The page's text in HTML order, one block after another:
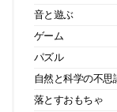
音と遊ぶ
ゲーム
パズル
自然と科学の不思
落とすおもちゃ